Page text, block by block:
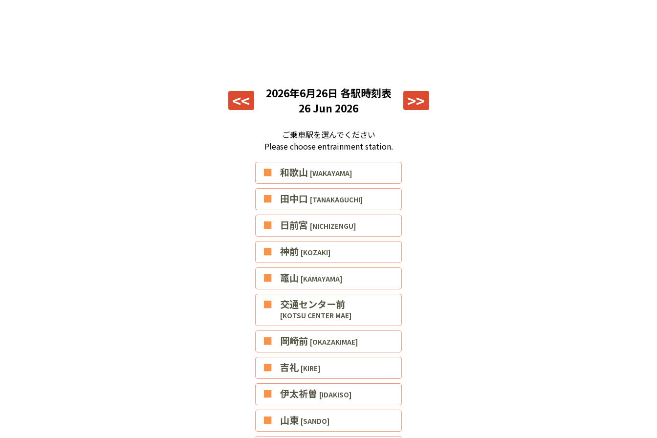
<< 2026年6月26日 各駅時刻表
26 Jun 2026
>>
ご乗車駅を選んでください
Please choose entrainment station.
■和歌山 [WAKAYAMA]
■田中口 [TANAKAGUCHI]
■日前宮 [NICHIZENGU]
■神前 [KOZAKI]
■竈山 [KAMAYAMA]
■交通センター前
[KOTSU CENTER MAE]
■岡崎前 [OKAZAKIMAE]
■吉礼 [KIRE]
■伊太祈曽 [IDAKISO]
■山東 [SANDO]